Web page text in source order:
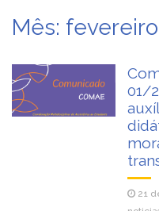
Mês:
01/
21